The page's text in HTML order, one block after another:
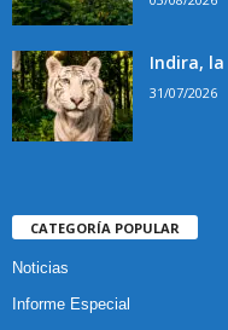
Indira, la
31/07/2026
CATEGORÍA POPULAR
Noticias
Informe Especial